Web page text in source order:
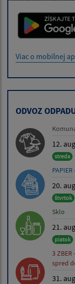
Viac o mobilnej
ODVOZ
12.
streda
20.
štvrtok
Sklo
21.
piatok
3
spred
31.